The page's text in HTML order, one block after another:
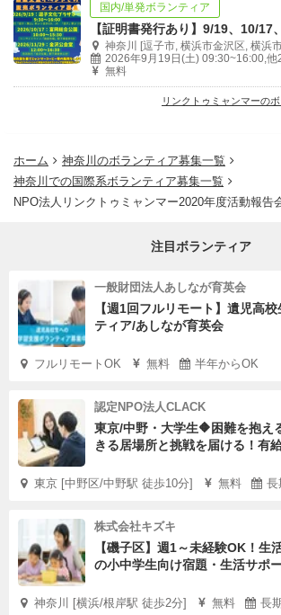
国内/単発ボランティア
神奈川 [逗子市, 横浜市金沢区, 横浜
2026年9月19日(土) 09:30~16:00,他
無料
リンクトゥミャンマーの
ホーム
神奈川のボランティア募集一覧
神奈川での国際系ボランティア募集一覧
NPO法人リンクトゥミャンマー2020年度活動報告
注目ボランティア
一般財団法人あしなが育英会
【週1回フルリモート】遺児高
ティア/あしなが育英会
フルリモートOK 無料 半年からOK
認定NPO法人CLACK
東京/中野・大学生🔶困難を抱え
きる居場所と挑戦を届ける！有
東京 [中野区/中野駅 徒歩10分] 無料 長
株式会社キズキ
【磯子区】週1～未経験OK！生
の小中学生向け宿題・生活サポ
神奈川 [横浜/根岸駅 徒歩2分] 無料 長